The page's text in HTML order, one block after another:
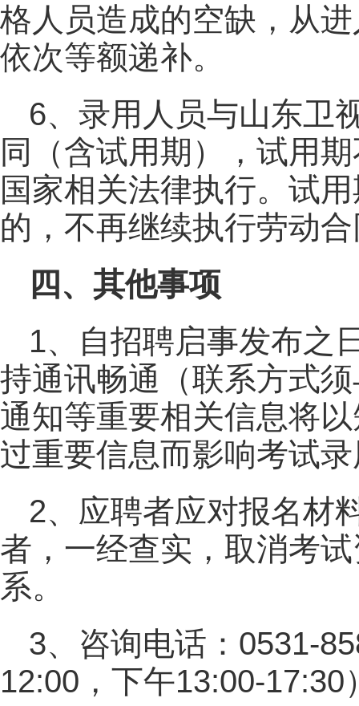
格人员造成的空缺，从
依次等额递补。
6、录用人员与山东卫
同（含试用期），试用
国家相关法律执行。试
的，不再继续执行劳动
四、其他事项
1、自招聘启事发布之
持通讯畅通（联系方式
通知等重要相关信息将
过重要信息而影响考试
2、应聘者应对报名材
者，一经查实，取消考
系。
3、咨询电话：0531-
12:00，下午13:00-17:30